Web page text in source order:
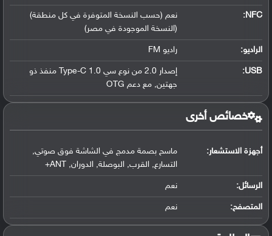
NFC
:
نعم (حسب النسخة المتوفرة في كل منطقة)
(النسخة الموجودة في مصر)
الراديو: راديو FM
USB
:
إصدار 2.0 من نوع سي Type-C 1.0 منفذ ذو
جهتين, مع دعم OTG
خصائص أخرى
أجهزة الاستشعار:
ماسح بصمة مدمج في الشاشة فوق صوتي,
التسارع, القرب, البوصلة, الدوران, ANT+
الرسائل: نعم
المتصفح: نعم